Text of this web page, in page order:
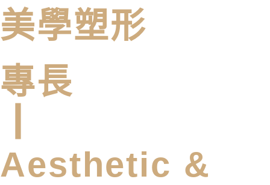
美學塑形
專長
Aesthetic &